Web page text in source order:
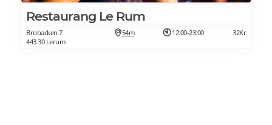
Restaurang Le Rum
Brobacken 7
443 30 Lerum
54m 12:00-23:00 32Kr